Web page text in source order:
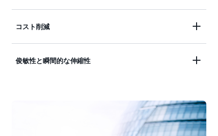
いセキュリティの認証および認定、保管中/転送中
べての要素によって、組織の IT インフラストラク
AWS は、言語やオペレーティングシステムに束縛
ラミングモデルを選択できます。使用するサービス
コスト削減
AWS は従量課金制での低額な料金を提供している
リットを提供します。AWS は、その規模と専門知
識がもたらす高い効率性によって、2006 年の設立
以来 115 度にわたる値下げを実施してきました。
俊敏性と瞬間的な伸縮性
トラクチャを提供し、迅速な革新、実験、反復を実
現させます。ハードウェアを数週間または数か月も
待たずに、新しいアプリケーションを即座にデプロ